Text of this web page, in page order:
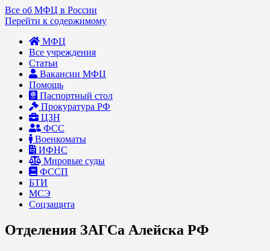
Все об МФЦ в России
Перейти к содержимому
МФЦ
Все учреждения
Статьи
Вакансии МФЦ
Помощь
Паспортный стол
Прокуратура РФ
ЦЗН
ФСС
Военкоматы
ИФНС
Мировые суды
ФССП
БТИ
МСЭ
Соцзащита
Отделения ЗАГСа Алейска РФ